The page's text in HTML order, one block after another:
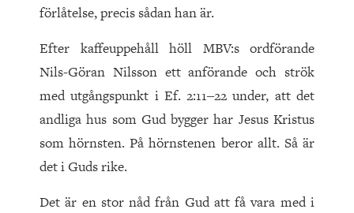
förlåtelse, precis sådan han är.
Efter kaffeuppehåll höll MBV:s ordförande
Nils-Göran Nilsson ett anförande och strök
med utgångspunkt i Ef. 2:11‒22 under, att det
andliga hus som Gud bygger har Jesus Kristus
som hörnsten. På hörnstenen beror allt. Så är
det i Guds rike.
Det är en stor nåd från Gud att få vara med i